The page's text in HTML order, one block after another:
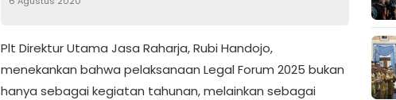
Plt Direktur Utama Jasa Raharja, Rubi Handojo,
menekankan bahwa pelaksanaan Legal Forum 2025 bukan
hanya sebagai kegiatan tahunan, melainkan sebagai